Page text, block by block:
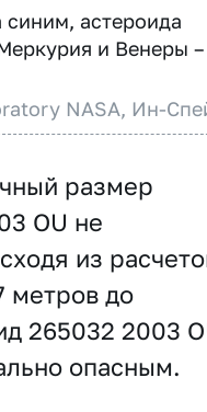
астероида
и Венеры –
NASA, Ин-
размер
OU не
из
метров до
265032 2003
опасным.